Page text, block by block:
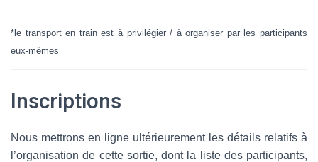
*le transport en train est à privilégier / à organiser par les participants
eux-mêmes
Inscriptions
Nous mettrons en ligne ultérieurement les détails relatifs à
l’organisation de cette sortie, dont la liste des participants,